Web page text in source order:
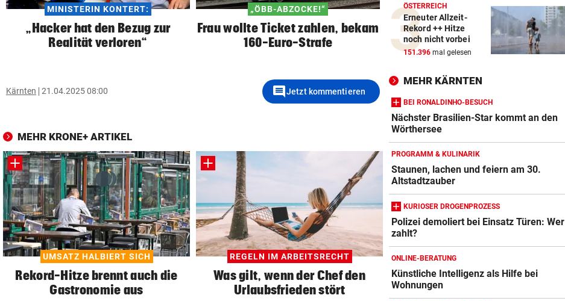
MINISTERIN KONTERT:
„Hacker hat den Bezug zur
Realität verloren“
„ÖBB-ABZOCKE!“
Frau wollte Ticket zahlen, bekam
160-Euro-Strafe
Kärnten 21.04.2025 08:00 commentJetzt kommentieren
MEHR KRONE+ ARTIKEL
UMSATZ HALBIERT SICH
Rekord-Hitze brennt auch die
Gastronomie aus
REGELN IM ARBEITSRECHT
Was gilt, wenn der Chef den
Urlaubsfrieden stört
ÖSTERREICH
Erneuter Allzeit-
Rekord ++ Hitze
noch nicht vorbei
151.396 mal gelesen
MEHR KÄRNTEN
BEI RONALDINHO-BESUCH
Nächster Brasilien-Star kommt an den
Wörthersee
PROGRAMM & KULINARIK
Staunen, lachen und feiern am 30.
Altstadtzauber
KURIOSER DROGENPROZESS
Polizei demoliert bei Einsatz Türen: Wer
zahlt?
ONLINE-BERATUNG
Künstliche Intelligenz als Hilfe bei
Wohnungen